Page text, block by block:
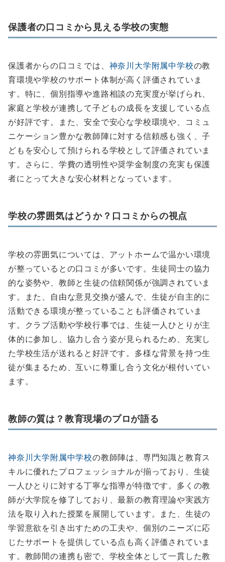
保護者の口コミから見える学校の実態
保護者からの口コミでは、 神奈川大学附属中学校の教
育環境や学校のサポート体制が高く評価されていま
す。特に、個別指導や進路相談の充実度が挙げられ、
家庭と学校が連携して子どもの成長を支援している点
が好評です。また、安全で安心な学校環境や、コミュ
ニケーション豊かな教師陣に対する信頼感も強く、子
どもを安心して預けられる学校として評価されていま
す。さらに、学費の透明性や奨学金制度の充実も保護
者にとって大きな安心材料となっています。
学校の雰囲気はどうか？口コミからの視点
学校の雰囲気については、アットホームで温かい環境
が整っているとの口コミが多いです。生徒同士の協力
的な姿勢や、教師と生徒の信頼関係が強調されていま
す。また、自由な意見交換が盛んで、生徒が自主的に
活動できる環境が整っていることも評価されていま
す。クラブ活動や学校行事では、生徒一人ひとりが主
体的に参加し、協力し合う姿が見られるため、充実し
た学校生活が送れると好評です。多様な背景を持つ生
徒が集まるため、互いに尊重し合う文化が根付いてい
ます。
教師の質は？教育現場のプロが語る
神奈川大学附属中学校の教師陣は、専門知識と教育ス
キルに優れたプロフェッショナルが揃っており、生徒
一人ひとりに対する丁寧な指導が特徴です。多くの教
師が大学院を修了しており、最新の教育理論や実践方
法を取り入れた授業を展開しています。また、生徒の
学習意欲を引き出すための工夫や、個別のニーズに応
じたサポートを提供している点も高く評価されていま
す。教師間の連携も密で、学校全体として一貫した教